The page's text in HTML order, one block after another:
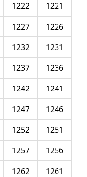
1221
1222
1226
1227
1231
1232
1236
1237
1241
1242
1246
1247
1251
1252
1256
1257
1261
1262